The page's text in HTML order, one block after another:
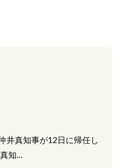
井真知事が12日に帰任し
知…